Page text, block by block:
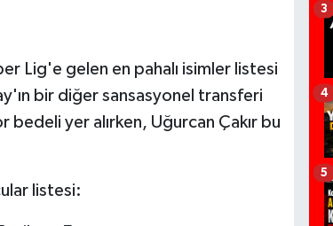
Lig'e gelen en pahalı isimler listesi
bir diğer sansasyonel transferi
yer alırken, Uğurcan Çakır bu
listesi:
3
4
5